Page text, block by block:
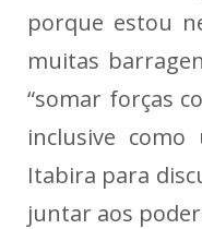
porque estou
muitas
“somar forças
inclusive
Itabira para
juntar aos